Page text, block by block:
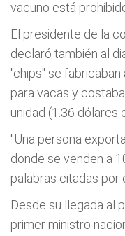
vacuno está
El presidente de la
declaró también al
"chips" se
para vacas y
unidad (1.36 dólares
"Una persona
donde se venden a
palabras citadas por
Desde su llegada al
primer ministro